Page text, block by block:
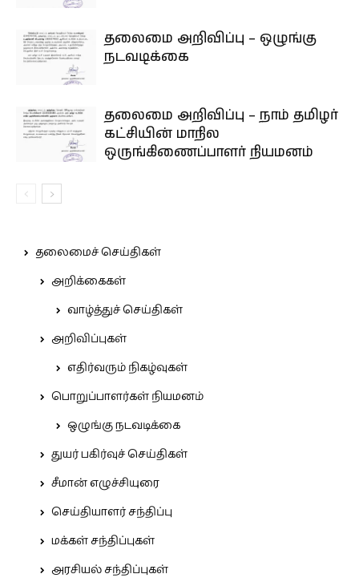
தலைமை அறிவிப்பு – ஒழுங்கு
நடவடிக்கை
தலைமை அறிவிப்பு – நாம் தமிழர்
கட்சியின் மாநில
ஒருங்கிணைப்பாளர் நியமனம்
தலைமைச் செய்திகள்
அறிக்கைகள்
வாழ்த்துச் செய்திகள்
அறிவிப்புகள்
எதிர்வரும் நிகழ்வுகள்
பொறுப்பாளர்கள் நியமனம்
ஒழுங்கு நடவடிக்கை
துயர் பகிர்வுச் செய்திகள்
சீமான் எழுச்சியுரை
செய்தியாளர் சந்திப்பு
மக்கள் சந்திப்புகள்
அரசியல் சந்திப்புகள்